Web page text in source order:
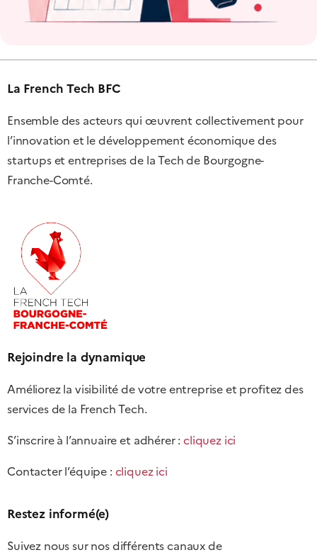
La French Tech BFC
Ensemble des acteurs qui œuvrent collectivement pour
l’innovation et le développement économique des
startups et entreprises de la Tech de Bourgogne-
Franche-Comté.
Rejoindre la dynamique
Améliorez la visibilité de votre entreprise et profitez des
services de la French Tech.
S’inscrire à l’annuaire et adhérer :cliquez ici
Contacter l’équipe : cliquez ici
Restez informé(e)
Suivez nous sur nos différents canaux de